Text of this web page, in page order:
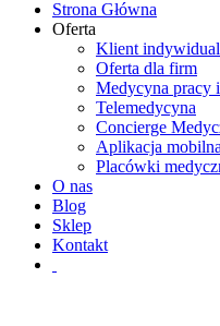
Strona Główna
Oferta
Klient
Oferta dla firm
Medycyna pracy
Telemedycyna
Concierge
Aplikacja
Placówki
O nas
Blog
Sklep
Kontakt